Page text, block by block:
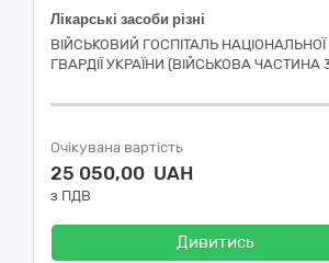
Лікарські засоби різні
ВІЙСЬКОВИЙ ГОСПІТАЛЬ НАЦІОНАЛЬНОЇ
ГВАРДІЇ УКРАЇНИ (ВІЙСЬКОВА ЧАСТИНА
Очікувана вартість
25 050,00 UAH
з ПДВ
Дивитись